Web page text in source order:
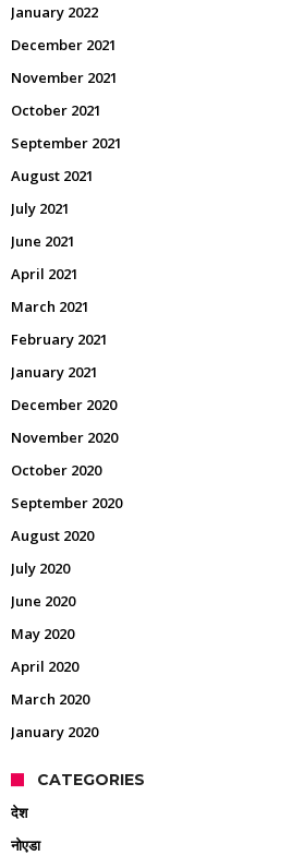
January 2022
December 2021
November 2021
October 2021
September 2021
August 2021
July 2021
June 2021
April 2021
March 2021
February 2021
January 2021
December 2020
November 2020
October 2020
September 2020
August 2020
July 2020
June 2020
May 2020
April 2020
March 2020
January 2020
CATEGORIES
देश
नोएडा